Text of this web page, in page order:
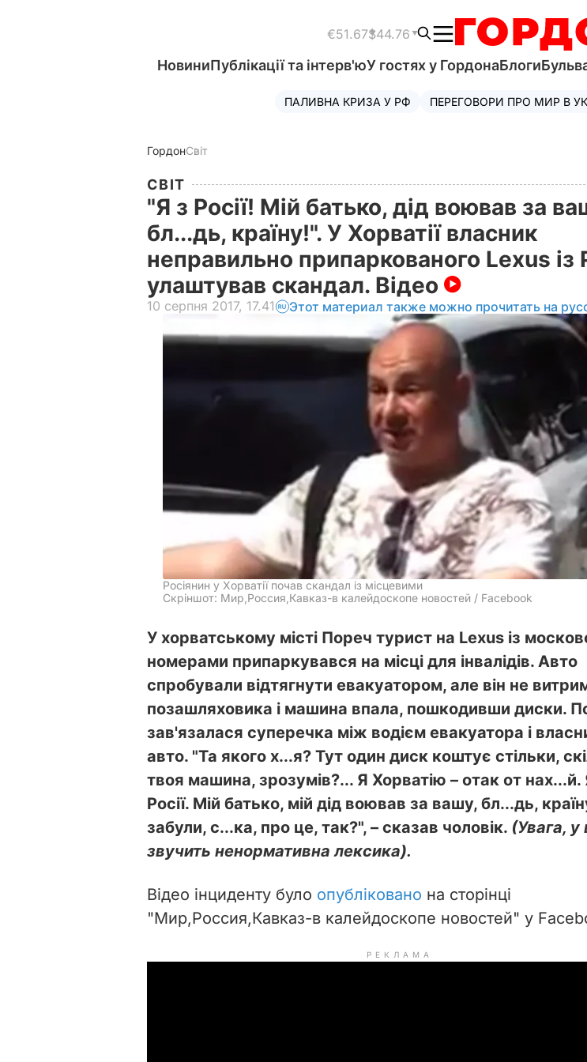
€51.67$44.76
НовиниПублікації та інтерв'юУ гостях у ГордонаБлоги
ПАЛИВНА КРИЗА У РФ ПЕРЕГОВОРИ ПРО МИР В
ГордонСвіт
СВІТ
"Я з Росії! Мій батько, дід воював за
бл...дь, країну!". У Хорватії власник
неправильно припаркованого Lexus із
улаштував скандал. Відео
10 серпня 2017, 17.41 Этот материал также можно прочитать на
Росіянин у Хорватії почав скандал із місцевими
Скріншот: Мир,Россия,Кавказ-в калейдоскопе новостей / Facebook
У хорватському місті Пореч турист на Lexus із
номерами припаркувався на місці для інвалідів. Авто
спробували відтягнути евакуатором, але він не
позашляховика і машина впала, пошкодивши диски.
зав'язалася суперечка між водієм евакуатора і
авто. "Та якого х...я? Тут один диск коштує стільки,
твоя машина, зрозумів?... Я Хорватію – отак от нах...й.
Росії. Мій батько, мій дід воював за вашу, бл...дь,
забули, с...ка, про це, так?", – сказав чоловік. (Увага, у
звучить ненормативна лексика).
Відео інциденту було опубліковано на сторінці
"Мир,Россия,Кавказ-в калейдоскопе новостей" у
РЕКЛАМА